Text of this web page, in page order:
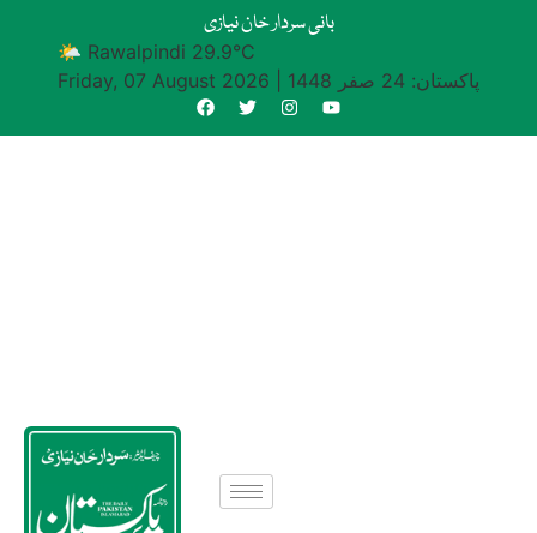
بانی سردار خان نیازی
🌤 Rawalpindi 29.9°C
Friday, 07 August 2026
پاکستان: 24 صفر 1448